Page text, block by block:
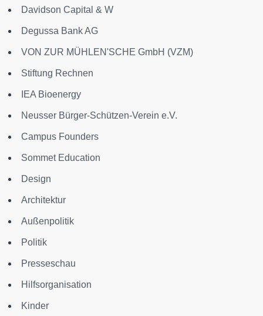
Davidson Capital & W
Degussa Bank AG
VON ZUR MÜHLEN'SCHE GmbH (VZM)
Stiftung Rechnen
IEA Bioenergy
Neusser Bürger-Schützen-Verein e.V.
Campus Founders
Sommet Education
Design
Architektur
Außenpolitik
Politik
Presseschau
Hilfsorganisation
Kinder